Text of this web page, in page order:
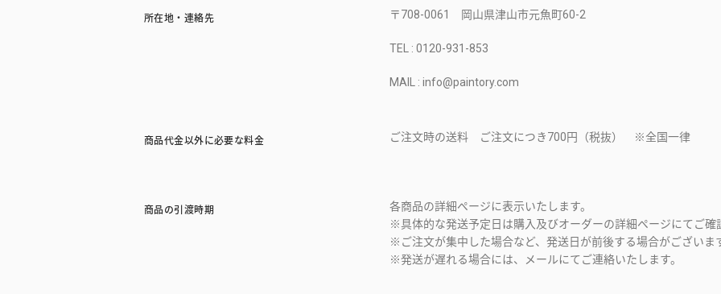
所在地・連絡先 〒708-0061 岡山県津山市元魚町60-2
TEL : 0120-931-853
MAIL : info@paintory.com
商品代金以外に必要な料金 ご注文時の送料 ご注文につき700円（税抜） ※全国一律
商品の引渡時期
各商品の詳細ページに表示いたします。
※具体的な発送予定日は購入及びオーダーの詳細ページにてご確
※ご注文が集中した場合など、発送日が前後する場合がございま
※発送が遅れる場合には、メールにてご連絡いたします。